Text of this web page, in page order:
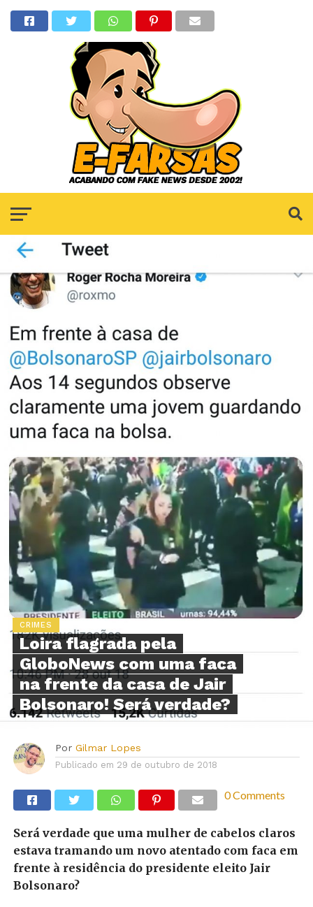
CRIMES
Loira flagrada pela
GloboNews com uma faca
na frente da casa de Jair
Bolsonaro! Será verdade?
Por Gilmar Lopes
Publicado em 29 de outubro de 2018
0 Comments
Será verdade que uma mulher de cabelos claros
estava tramando um novo atentado com faca em
frente à residência do presidente eleito Jair
Bolsonaro?